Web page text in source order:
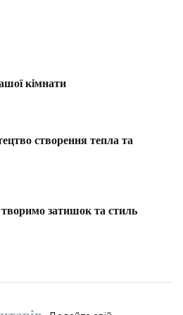
кімнати
створення тепла та
затишок та стиль